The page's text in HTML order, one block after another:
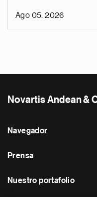
Ago 05, 2026
Novartis Andean &
Navegador
Prensa
Nuestro portafolio